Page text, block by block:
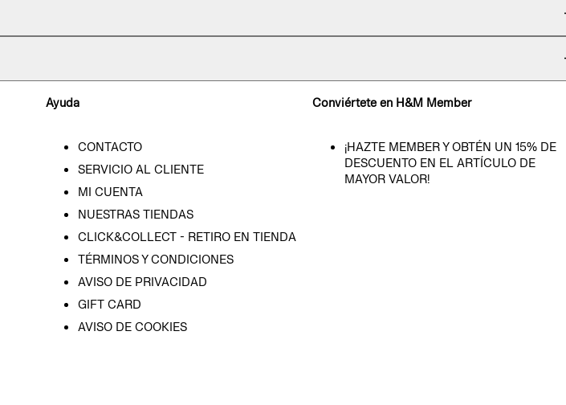
Ayuda
CONTACTO
SERVICIO AL CLIENTE
MI CUENTA
NUESTRAS TIENDAS
CLICK&COLLECT - RETIRO EN TIENDA
TÉRMINOS Y CONDICIONES
AVISO DE PRIVACIDAD
GIFT CARD
AVISO DE COOKIES
Conviértete en H&M Member
¡HAZTE MEMBER Y OBTÉN UN 15% DE
DESCUENTO EN EL ARTÍCULO DE
MAYOR VALOR!